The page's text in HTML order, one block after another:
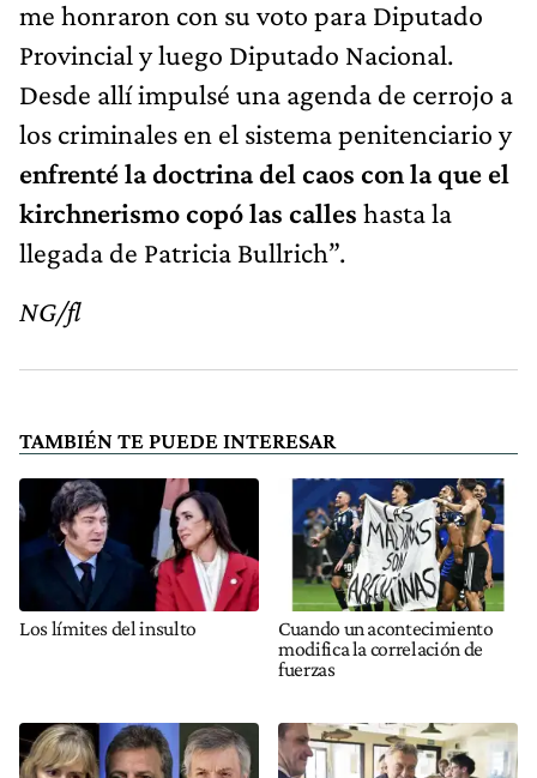
me honraron con su voto para Diputado
Provincial y luego Diputado Nacional.
Desde allí impulsé una agenda de cerrojo a
los criminales en el sistema penitenciario y
enfrenté la doctrina del caos con la que el
kirchnerismo copó las calles hasta la
llegada de Patricia Bullrich”.
NG/fl
TAMBIÉN TE PUEDE INTERESAR
Los límites del insulto
Cuando un acontecimiento
modifica la correlación de
fuerzas